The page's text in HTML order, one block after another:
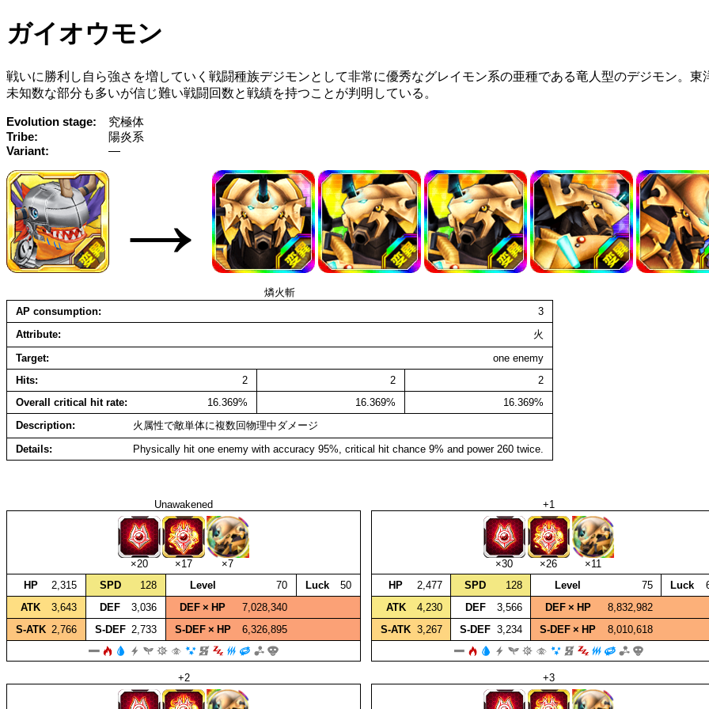
ガイオウモン
戦いに勝利し自ら強さを増していく戦闘種族デジモンとして非常に優秀なグレイモン系の亜種である竜人型のデジモン。
未知数な部分も多いが信じ難い戦闘回数と戦績を持つことが判明している。
Evolution stage
究極体
Tribe
陽炎系
Variant
—
→
燐火斬
AP consumption
3
Attribute
火
Target
one enemy
Hits
2 2
2
Overall critical hit rate
16.369% 16.369%
16.369%
Description
火属性で敵単体に複数回物理中ダメージ
Details
Physically hit one enemy with accuracy 95%, critical hit chance 9% and power 260 twice.
Unawakened
×20 ×17
×7
HP
2,315 SPD 128 Level 70 Luck
50
ATK
3,643 DEF 3,036 DEF × HP
7,028,340
S‑ATK 2,766 S‑DEF 2,733 S‑DEF × HP 6,326,895
+1
×30 ×26
×11
HP
2,477 SPD 128 Level 75 Luck
ATK
4,230 DEF 3,566 DEF × HP
8,832,982
S‑ATK 3,267 S‑DEF 3,234 S‑DEF × HP 8,010,618
+2 +3